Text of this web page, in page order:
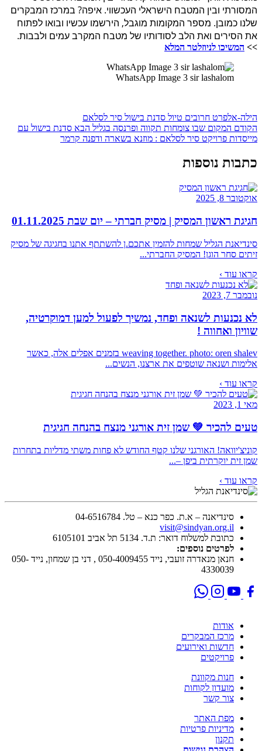
המסורתי ובין המטבח הישראלי העכשווי. איפה? במרכז המבקרים
שלנו כמובן. מספר המקומות מוגבל, הירשמו עכשיו ובואו לפתוח
את הסירים ואת הלב לסודותיו של מטבח המקרב עמים ולבבות.
>> המשיכו לניוזלטר המלא
WhatsApp Image 3 sir lashalom
הילה-אלפרט חרובים טיול סדנת בישול סיר לסלאם
הקודם המקום שבו צומחות תקווה ופרנסה בגליל הבא סדנת בישול עם
מייסדות פרויקט סיר לסלאם : מוזנא בשארה ודפנה קרמר
כתבות נוספות
אוקטובר 8, 2025
חגיגת ראשון המסיק | מסיק חברתי – יום שבת 01.11.2025
סינדיאנת הגליל שמחות להזמין אתכם.ן להשתתף אתנו בחגיגה של מסיק
זיתים סחר הוגן! המסיק החברתי...
קראו עוד ›
נובמבר 7, 2023
לא נכנעות לשנאה ופחד, נמשיך לפעול למען דמוקרטיה,
שוויון ואחווה !
weaving together. photo: oren shalev בזמנים אפלים אלה, כאשר
אלימות ושנאה שוטפים את ארצנו, הנשים...
קראו עוד ›
מאי 1, 2023
טעים להכיר 💚 שמן זית אורגני מנצח בהנחה חגיגית
קוניצ'יוואה! האורגני שלנו קטף החודש לא פחות משתי מדליות בתחרות
שמן זית יוקרתית ביפן –...
קראו עוד ›
סינדיאנה – א.ת. כפר כנא – טל. 04-6516784
visit@sindyan.org.il
כתובת למשלוח דואר: ת.ד. 5134 תל אביב 6105101
לפרטים נוספים:
חנאן מנאדרה זועבי, נייד 050-4009455 , דני בן שמחון, נייד 050-
4330039
אודות
מרכז המבקרים
חדשות ואירועים
פרויקטים
חנות מקוונת
מועדון לקוחות
צור קשר
מפת האתר
מדיניות פרטיות
תקנון